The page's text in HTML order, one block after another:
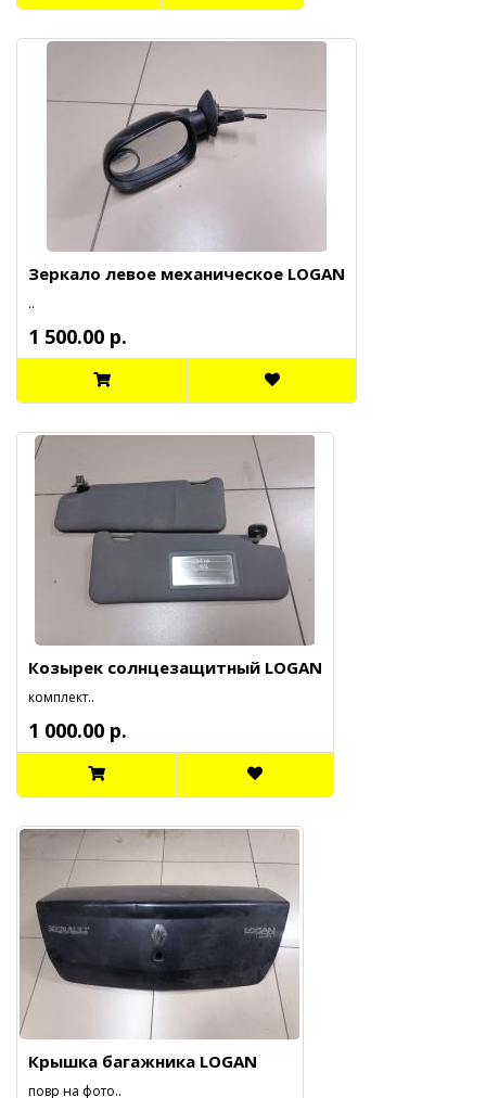
Зеркало левое механическое LOGAN
..
1 500.00 р.
Козырек солнцезащитный LOGAN
комплект..
1 000.00 р.
Крышка багажника LOGAN
повр на фото..